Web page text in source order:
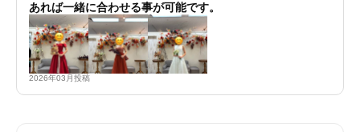
あれば一緒に合わせる事が可能です。
2026年03月投稿